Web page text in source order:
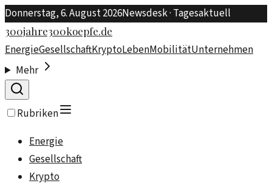
Donnerstag, 6. August 2026Newsdesk · Tagesaktuell
300jahre300koepfe.de
EnergieGesellschaftKryptoLebenMobilitätUnternehmen
Mehr
Rubriken
Energie
Gesellschaft
Krypto